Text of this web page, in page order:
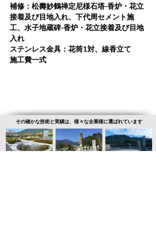
補修：松壽妙鶴禅定尼様石塔-香炉・花立
接着及び目地入れ、下代周セメント施
工、水子地蔵碑-香炉・花立接着及び目地
入れ
ステンレス金具：花筒1対、線香立て
施工費一式
その​確かな技術と実績は、様々な企業様に選ばれています